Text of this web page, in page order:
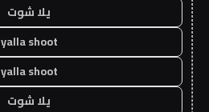
يلا شوت
yalla shoot
yalla shoot
يلا شوت